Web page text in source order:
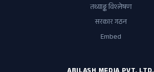
तथ्याङ्क विश्लेषण
सरकार गठन
Embed